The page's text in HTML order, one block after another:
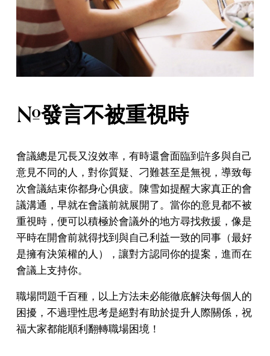
#發言不被重視時
會議總是冗長又沒效率，有時還會面臨到許多與自己
意見不同的人，對你質疑、刁難甚至是無視，導致每
次會議結束你都身心俱疲。陳雪如提醒大家真正的會
議溝通，早就在會議前就展開了。當你的意見都不被
重視時，便可以積極於會議外的地方尋找救援，像是
平時在開會前就得找到與自己利益一致的同事（最好
是擁有決策權的人），讓對方認同你的提案，進而在
會議上支持你。
職場問題千百種，以上方法未必能徹底解決每個人的
困擾，不過理性思考是絕對有助於提升人際關係，祝
福大家都能順利翻轉職場困境！